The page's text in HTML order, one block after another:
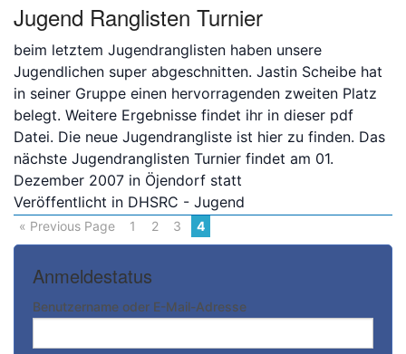
Jugend Ranglisten Turnier
beim letztem Jugendranglisten haben unsere
Jugendlichen super abgeschnitten. Jastin Scheibe hat
in seiner Gruppe einen hervorragenden zweiten Platz
belegt. Weitere Ergebnisse findet ihr in dieser pdf
Datei. Die neue Jugendrangliste ist hier zu finden. Das
nächste Jugendranglisten Turnier findet am 01.
Dezember 2007 in Öjendorf statt
Veröffentlicht in DHSRC - Jugend
« Previous Page 1 2 3 4
Anmeldestatus
Benutzername oder E-Mail-Adresse